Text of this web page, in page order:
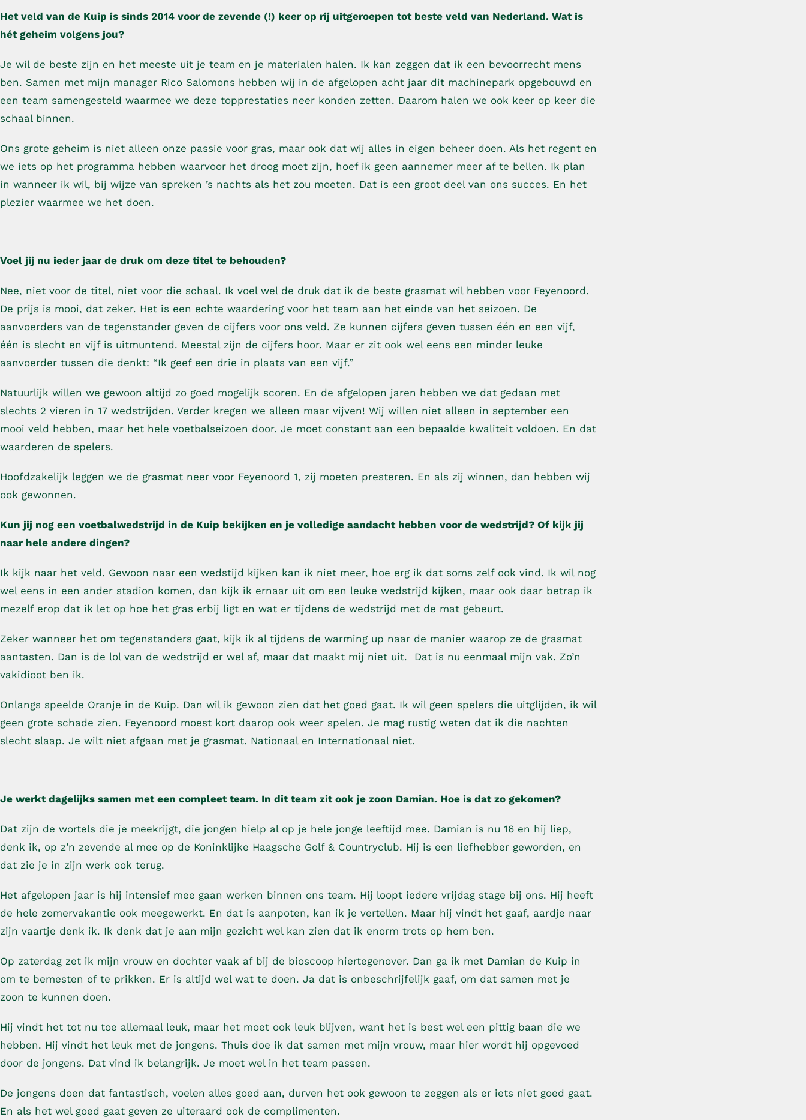
Het veld van de Kuip is sinds 2014 voor de zevende (!) keer op rij uitgeroepen tot beste veld van Nederland. Wat is
hét geheim volgens jou?
Je wil de beste zijn en het meeste uit je team en je materialen halen. Ik kan zeggen dat ik een bevoorrecht mens
ben. Samen met mijn manager Rico Salomons hebben wij in de afgelopen acht jaar dit machinepark opgebouwd en
een team samengesteld waarmee we deze topprestaties neer konden zetten. Daarom halen we ook keer op keer die
schaal binnen.
Ons grote geheim is niet alleen onze passie voor gras, maar ook dat wij alles in eigen beheer doen. Als het regent en
we iets op het programma hebben waarvoor het droog moet zijn, hoef ik geen aannemer meer af te bellen. Ik plan
in wanneer ik wil, bij wijze van spreken ’s nachts als het zou moeten. Dat is een groot deel van ons succes. En het
plezier waarmee we het doen.
Voel jij nu ieder jaar de druk om deze titel te behouden?
Nee, niet voor de titel, niet voor die schaal. Ik voel wel de druk dat ik de beste grasmat wil hebben voor Feyenoord.
De prijs is mooi, dat zeker. Het is een echte waardering voor het team aan het einde van het seizoen. De
aanvoerders van de tegenstander geven de cijfers voor ons veld. Ze kunnen cijfers geven tussen één en een vijf,
één is slecht en vijf is uitmuntend. Meestal zijn de cijfers hoor. Maar er zit ook wel eens een minder leuke
aanvoerder tussen die denkt: “Ik geef een drie in plaats van een vijf.”
Natuurlijk willen we gewoon altijd zo goed mogelijk scoren. En de afgelopen jaren hebben we dat gedaan met
slechts 2 vieren in 17 wedstrijden. Verder kregen we alleen maar vijven! Wij willen niet alleen in september een
mooi veld hebben, maar het hele voetbalseizoen door. Je moet constant aan een bepaalde kwaliteit voldoen. En dat
waarderen de spelers.
Hoofdzakelijk leggen we de grasmat neer voor Feyenoord 1, zij moeten presteren. En als zij winnen, dan hebben wij
ook gewonnen.
Kun jij nog een voetbalwedstrijd in de Kuip bekijken en je volledige aandacht hebben voor de wedstrijd? Of kijk jij
naar hele andere dingen?
Ik kijk naar het veld. Gewoon naar een wedstijd kijken kan ik niet meer, hoe erg ik dat soms zelf ook vind. Ik wil nog
wel eens in een ander stadion komen, dan kijk ik ernaar uit om een leuke wedstrijd kijken, maar ook daar betrap ik
mezelf erop dat ik let op hoe het gras erbij ligt en wat er tijdens de wedstrijd met de mat gebeurt.
Zeker wanneer het om tegenstanders gaat, kijk ik al tijdens de warming up naar de manier waarop ze de grasmat
aantasten. Dan is de lol van de wedstrijd er wel af, maar dat maakt mij niet uit. Dat is nu eenmaal mijn vak. Zo’n
vakidioot ben ik.
Onlangs speelde Oranje in de Kuip. Dan wil ik gewoon zien dat het goed gaat. Ik wil geen spelers die uitglijden, ik wil
geen grote schade zien. Feyenoord moest kort daarop ook weer spelen. Je mag rustig weten dat ik die nachten
slecht slaap. Je wilt niet afgaan met je grasmat. Nationaal en Internationaal niet.
Je werkt dagelijks samen met een compleet team. In dit team zit ook je zoon Damian. Hoe is dat zo gekomen?
Dat zijn de wortels die je meekrijgt, die jongen hielp al op je hele jonge leeftijd mee. Damian is nu 16 en hij liep,
denk ik, op z’n zevende al mee op de Koninklijke Haagsche Golf & Countryclub. Hij is een liefhebber geworden, en
dat zie je in zijn werk ook terug.
Het afgelopen jaar is hij intensief mee gaan werken binnen ons team. Hij loopt iedere vrijdag stage bij ons. Hij heeft
de hele zomervakantie ook meegewerkt. En dat is aanpoten, kan ik je vertellen. Maar hij vindt het gaaf, aardje naar
zijn vaartje denk ik. Ik denk dat je aan mijn gezicht wel kan zien dat ik enorm trots op hem ben.
Op zaterdag zet ik mijn vrouw en dochter vaak af bij de bioscoop hiertegenover. Dan ga ik met Damian de Kuip in
om te bemesten of te prikken. Er is altijd wel wat te doen. Ja dat is onbeschrijfelijk gaaf, om dat samen met je
zoon te kunnen doen.
Hij vindt het tot nu toe allemaal leuk, maar het moet ook leuk blijven, want het is best wel een pittig baan die we
hebben. Hij vindt het leuk met de jongens. Thuis doe ik dat samen met mijn vrouw, maar hier wordt hij opgevoed
door de jongens. Dat vind ik belangrijk. Je moet wel in het team passen.
De jongens doen dat fantastisch, voelen alles goed aan, durven het ook gewoon te zeggen als er iets niet goed gaat.
En als het wel goed gaat geven ze uiteraard ook de complimenten.